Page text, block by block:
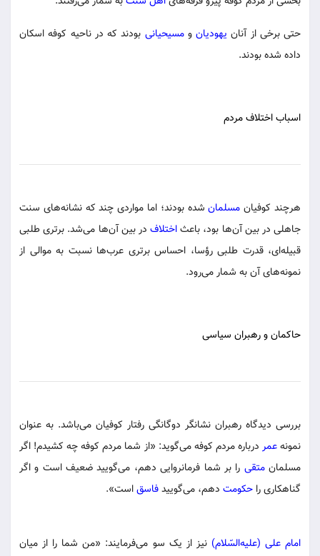
حتی برخی از آنان یهودیان ومسیحیانی بودند که در ناحیه کوفه اسکان
داده شده بودند.
اسباب اختلاف مردم
هرچند کوفیان مسلمانشده بودند؛ اما مواردی چند که نشانه‌های سنت
جاهلی در بین آن‌ها بود، باعثاختلاف در بین آن‌ها می‌شد. برتری طلبی
قبیله‌ای، قدرت طلبی رؤسا، احساس برتری عرب‌ها نسبت به موالی از
نمونه‌های آن به شمار می‌رود.
حاکمان و رهبران سیاسی
بررسی دیدگاه رهبران نشانگر دوگانگی رفتار کوفیان می‌باشد. به عنوان
نمونهعمر درباره مردم کوفه می‌گوید: «از شما مردم کوفه چه کشیدم! اگر
مسلمانمتقی را بر شما فرمانروایی دهم، می‌گویید ضعیف است و اگر
گناهکاری را حکومت دهم، می‌گوییدفاسقاست».
امام علی (علیه‌السّلام) نیز از یک سو می‌فرمایند: «من شما را از میان